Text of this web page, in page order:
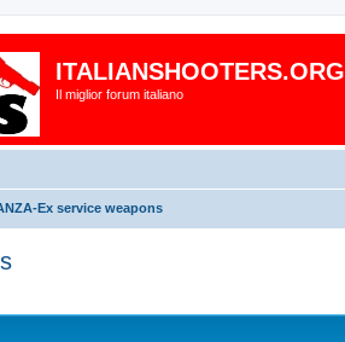
ITALIANSHOOTERS.ORG
Il miglior forum italiano
Ex service weapons